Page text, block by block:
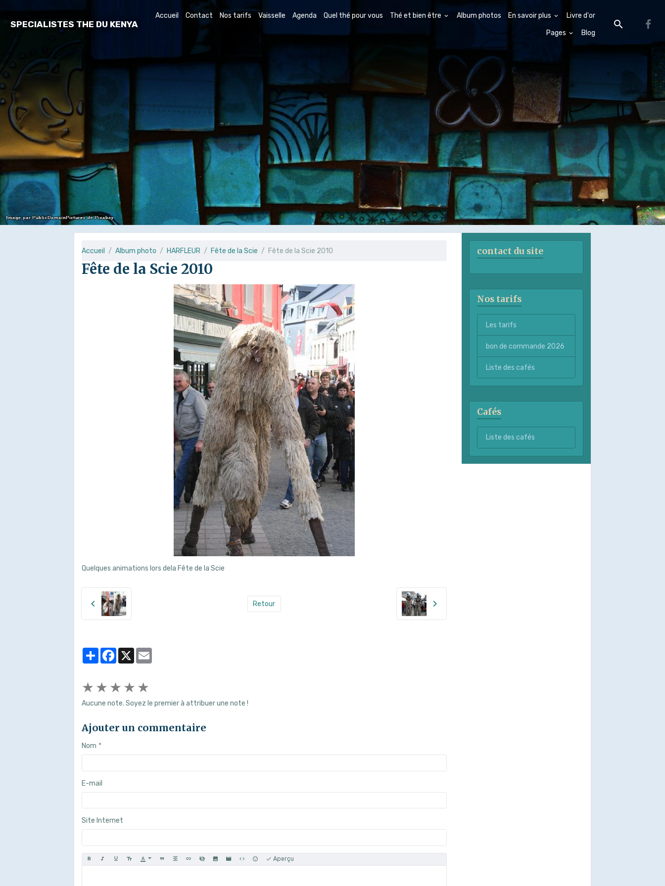
SPECIALISTES THE DU KENYA
Accueil Contact Nos tarifs Vaisselle Agenda Quel thé pour vous Thé et bien être Album photos En savoir plus Livre d'or
Pages Blog
Accueil Album photo HARFLEUR Fête de la Scie Fête de la Scie 2010
Fête de la Scie 2010
Quelques animations lors dela Fête de la Scie
Retour
PartagerFacebook
X
★ ★ ★ ★ ★
Aucune note. Soyez le premier à attribuer une note !
Ajouter un commentaire
Nom
E-mail
Site Internet
Aperçu
contact du site
Nos tarifs
Les tarifs
bon de commande 2026
Liste des cafés
Cafés
Liste des cafés